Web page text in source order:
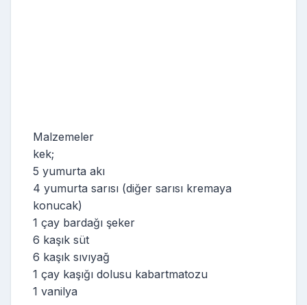
Malzemeler
kek;
5 yumurta akı
4 yumurta sarısı (diğer sarısı kremaya
konucak)
1 çay bardağı şeker
6 kaşık süt
6 kaşık sıvıyağ
1 çay kaşığı dolusu kabartmatozu
1 vanilya